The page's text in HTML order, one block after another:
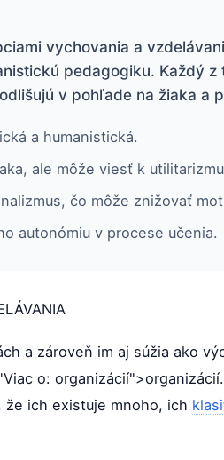
vychovania a
pedagogiku. Každý z
v pohľade na žiaka a
a humanistická.
ale môže viesť k
čo môže znižovať
autonómiu v procese učenia.
a zároveň im aj súžia ako
o:
že ich existuje mnoho, ich